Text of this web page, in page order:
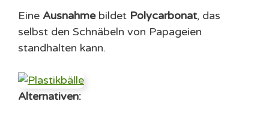
Eine Ausnahme bildet Polycarbonat, das
selbst den Schnäbeln von Papageien
standhalten kann.
Alternativen: